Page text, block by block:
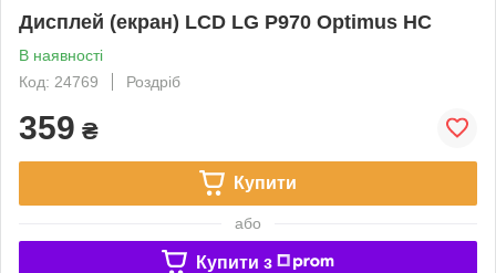
Дисплей (екран) LCD LG P970 Optimus HC
В наявності
Код: 24769
Роздріб
359 ₴
Купити
або
Купити з